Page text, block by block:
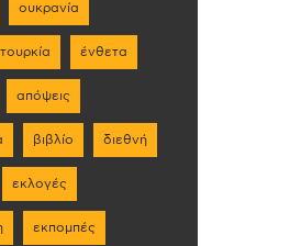
ουκρανία
τουρκία ένθετα
απόψεις
βιβλίο διεθνή
εκλογές
εκπομπές